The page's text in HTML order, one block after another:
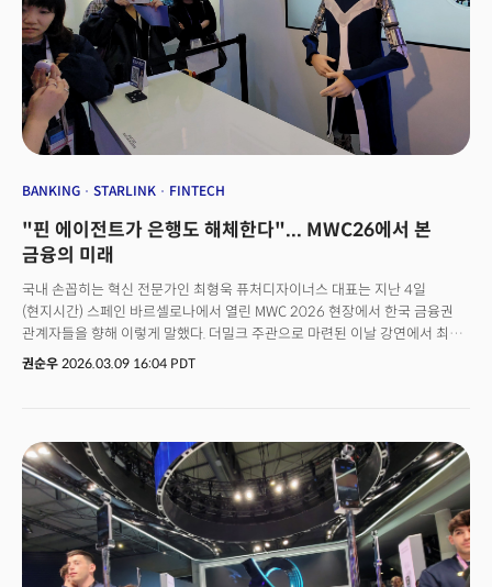
로봇을 운용하는 아마존 물류 창고에는 여전히 사람 형태의 로봇이 단 한 대도
없다.
BANKING STARLINK FINTECH
"핀 에이전트가 은행도 해체한다"... MWC26에서 본
금융의 미래
국내 손꼽히는 혁신 전문가인 최형욱 퓨처디자이너스 대표는 지난 4일
(현지시간) 스페인 바르셀로나에서 열린 MWC 2026 현장에서 한국 금융권
관계자들을 향해 이렇게 말했다. 더밀크 주관으로 마련된 이날 강연에서 최
대표는 인텔과 퀄컴을 대비 사례로 꺼냈다. "수십 년간 PC 시장을 주도했던
위해 퀄컴이 다양한 산업에 새롭게 진입하며 혁신의 속도를 늦추지 않고
있다는 점도 강조했다. 영원한 승자는 없다는 경고였다.실제 MWC 2026에서
스마트폰은 수많은 혁신 중 하나에 불과했다. AI라는 새로운 기술 중력이 산업
전반을 끌어당기면서, 전시장에는 통신 인프라부터 우주 통신, 가전·자율주행
·헬스케어·로봇틱스 기업들이 한데 뒤섞였다. 최 대표는 이 현장을 직접
목격한 금융권 관계자들에게 이렇게 질문했다. "2010년대 핀테크가 은행
기능을 조각조각 쪼개 대체했던 '언번들링(Unbundling)' 현상이, AI를 무기로
권순우 2026.03.09 16:04 PDT